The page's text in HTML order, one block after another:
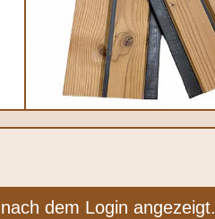
dem Login angezeigt.